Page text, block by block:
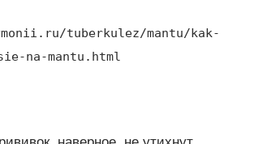
tuberkulez/mantu/kak-
na-mantu.html